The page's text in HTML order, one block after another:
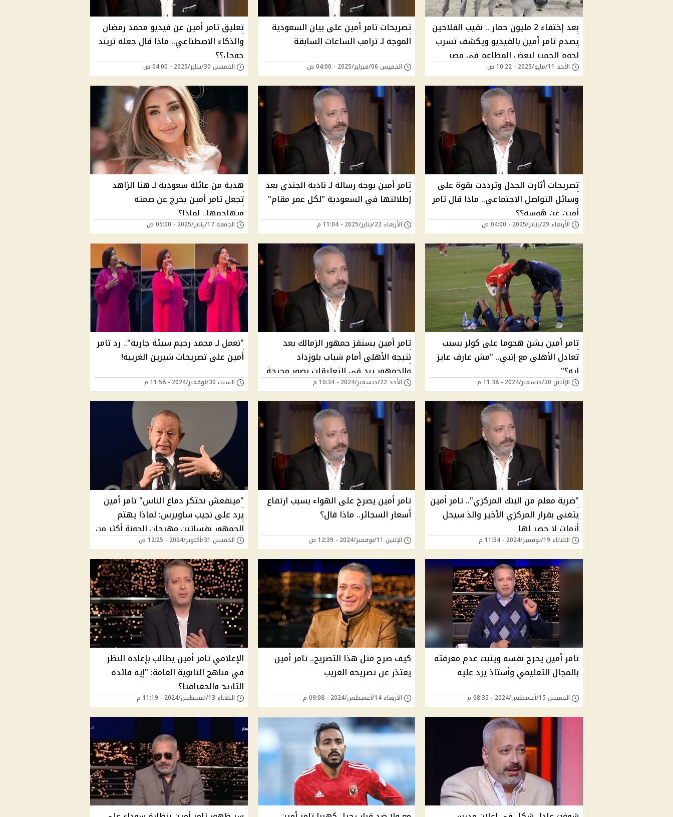
بعد إختفاء 2 مليون حمار .. نقيب الفلاحين
يصدم تامر أمين بالفيديو ويكشف تسرب
لحوم الحمير لبعض المطاعم في مصر
"تحذيرات من كـ،ـارثة صحية محتملة"
الأحد 11/مايو/2025 - 10:22 ص
تصريحات تامر أمين على بيان السعودية
الموجه لـ ترامب الساعات السابقة
الخميس 06/فبراير/2025 - 04:00 ص
تعليق تامر أمين عن فيديو محمد رمضان
والذكاء الاصطناعي.. ماذا قال جعله تريند
جوجل؟؟
الخميس 30/يناير/2025 - 04:00 ص
تصريحات أثارت الجدل وترددت بقوة على
وسائل التواصل الاجتماعي.. ماذا قال تامر
أمين عن هَوسه؟؟
الأربعاء 29/يناير/2025 - 04:00 ص
تامر أمين يوجه رسالة لـ نادية الجندي بعد
إطلالتها في السعودية "لكل عمر مقام"
الأربعاء 22/يناير/2025 - 11:04 م
هدية من عائلة سعودية لـ هنا الزاهد
تجعل تامر أمين يخرج عن صمته
ويهاجمها.. لماذا؟
الجمعة 17/يناير/2025 - 05:00 ص
تامر أمين يشن هجوما على كولر بسبب
تعادل الأهلي مع إنبي.. "مش عارف عايز
ايه؟"
الإثنين 30/ديسمبر/2024 - 11:38 م
تامر أمين يستفز جمهور الزمالك بعد
نتيجة الأهلي أمام شباب بلوزداد
والجمهور يرد في التعليقات بصور محرجة
الأحد 22/ديسمبر/2024 - 10:34 م
"نعمل لـ محمد رحيم سيئة جارية".. رد تامر
أمين على تصريحات شيرين الغريبة!
السبت 30/نوفمبر/2024 - 11:58 م
"ضربة معلم من البنك المركزي".. تامر أمين
يتغنى بقرار المركزي الأخير والذ سيحل
أزمات لا حصر لها
الثلاثاء 19/نوفمبر/2024 - 11:34 م
تامر أمين يصرخ على الهواء بسبب ارتفاع
أسعار السجائر.. ماذا قال؟
الإثنين 11/نوفمبر/2024 - 12:39 ص
"مينفعش نحتكر دماغ الناس" تامر أمين
يرد على نجيب ساويرس: لماذا يهتم
الجمهور بفساتين مهرجان الجونة أكثر من
الأفلام؟
الخميس 31/أكتوبر/2024 - 12:25 ص
تامر أمين يحرج نفسه ويثبت عدم معرفته
بالمجال التعليمي وأستاذ يرد عليه
الخميس 15/أغسطس/2024 - 08:35 م
كيف صرح مثل هذا التصريح.. تامر أمين
يعتذر عن تصريحه الغريب
الأربعاء 14/أغسطس/2024 - 09:08 م
الإعلامي تامر أمين يطالب بإعادة النظر
في مناهج الثانوية العامة: "إيه فائدة
التاريخ والجغرافيا؟
الثلاثاء 13/أغسطس/2024 - 11:19 م